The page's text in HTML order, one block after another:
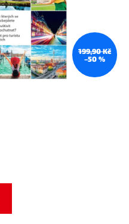
199,90 Kč
–50 %